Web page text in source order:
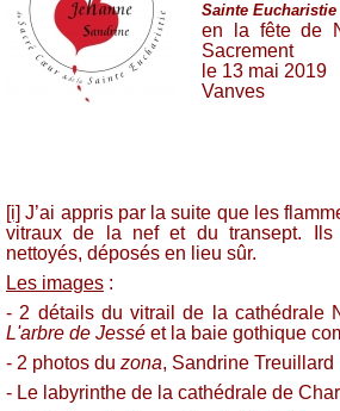
Sainte Eucharistie
en la fête de
Sacrement
le 13 mai 2019
Vanves
[i] J’ai appris par la suite que les
vitraux de la nef et du transept. Ils
nettoyés, déposés en lieu sûr.
Les images :
- 2 détails du vitrail de la cathédrale
L'arbre de Jessé et la baie gothique
- 2 photos du zona, Sandrine Treuillard
- Le labyrinthe de la cathédrale de